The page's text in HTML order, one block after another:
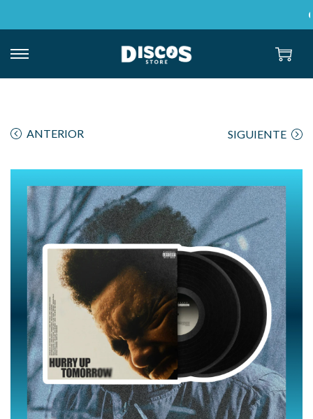
ANTERIOR SIGUIENTE